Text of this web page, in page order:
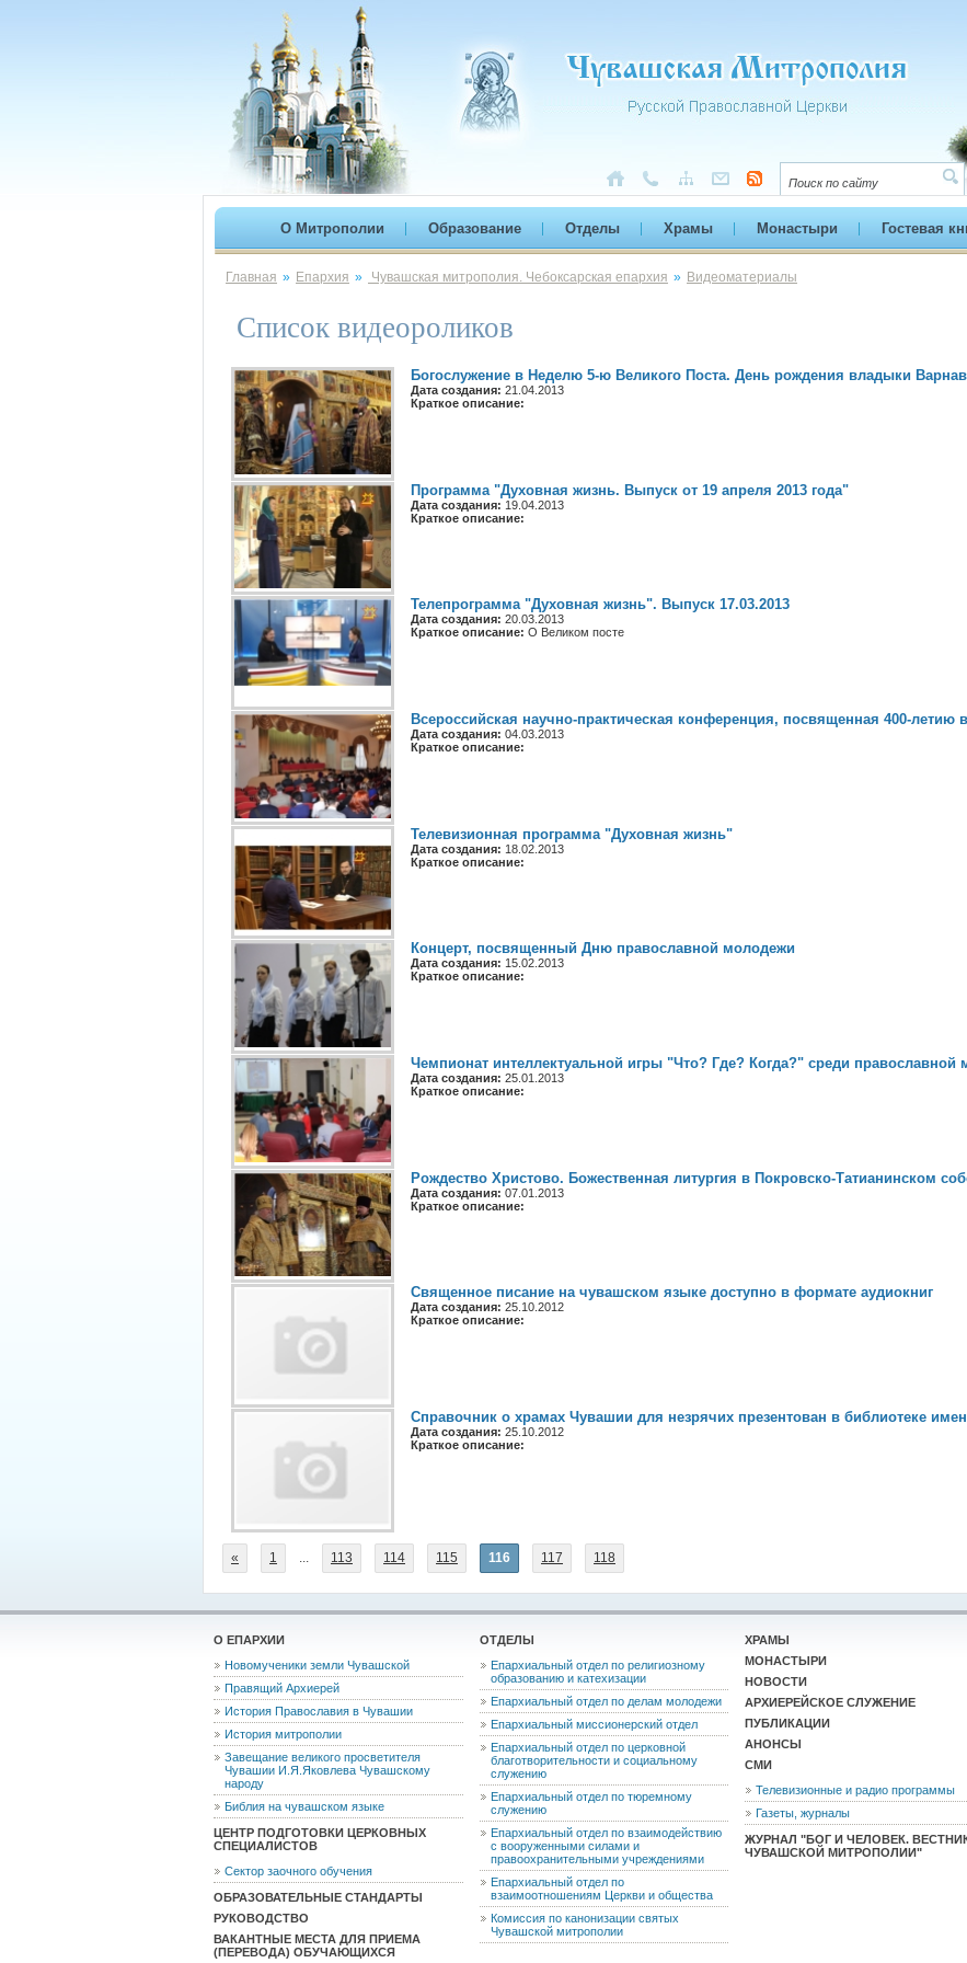
О Митрополии Образование Отделы Храмы Монастыри Гостевая
Главная » Епархия » Чувашская митрополия. Чебоксарская епархия » Видеоматериалы
Список видеороликов
Богослужение в Неделю 5-ю Великого Поста. День рождения владыки
Дата создания: 21.04.2013
Краткое описание:
Программа "Духовная жизнь. Выпуск от 19 апреля 2013 года"
Дата создания: 19.04.2013
Краткое описание:
Телепрограмма "Духовная жизнь". Выпуск 17.03.2013
Дата создания: 20.03.2013
Краткое описание: О Великом посте
Всероссийская научно-практическая конференция, посвященная 400-
Дата создания: 04.03.2013
Краткое описание:
Телевизионная программа "Духовная жизнь"
Дата создания: 18.02.2013
Краткое описание:
Концерт, посвященный Дню православной молодежи
Дата создания: 15.02.2013
Краткое описание:
Чемпионат интеллектуальной игры "Что? Где? Когда?" среди православной
Дата создания: 25.01.2013
Краткое описание:
Рождество Христово. Божественная литургия в Покровско-Татианинском
Дата создания: 07.01.2013
Краткое описание:
Священное писание на чувашском языке доступно в формате аудиокниг
Дата создания: 25.10.2012
Краткое описание:
Справочник о храмах Чувашии для незрячих презентован в библиотеке
Дата создания: 25.10.2012
Краткое описание:
« 1 ... 113 114 115 116 117 118
О ЕПАРХИИ
Новомученики земли Чувашской
Правящий Архиерей
История Православия в Чувашии
История митрополии
Завещание великого просветителя
Чувашии И.Я.Яковлева Чувашскому
народу
Библия на чувашском языке
ЦЕНТР ПОДГОТОВКИ ЦЕРКОВНЫХ
СПЕЦИАЛИСТОВ
Сектор заочного обучения
ОБРАЗОВАТЕЛЬНЫЕ СТАНДАРТЫ
РУКОВОДСТВО
ВАКАНТНЫЕ МЕСТА ДЛЯ ПРИЕМА
(ПЕРЕВОДА) ОБУЧАЮЩИХСЯ
ОТДЕЛЫ
Епархиальный отдел по религиозному
образованию и катехизации
Епархиальный отдел по делам молодежи
Епархиальный миссионерский отдел
Епархиальный отдел по церковной
благотворительности и социальному
служению
Епархиальный отдел по тюремному
служению
Епархиальный отдел по взаимодействию
с вооруженными силами и
правоохранительными учреждениями
Епархиальный отдел по
взаимоотношениям Церкви и общества
Комиссия по канонизации святых
Чувашской митрополии
ХРАМЫ
МОНАСТЫРИ
НОВОСТИ
АРХИЕРЕЙСКОЕ СЛУЖЕНИЕ
ПУБЛИКАЦИИ
АНОНСЫ
СМИ
Телевизионные и радио программы
Газеты, журналы
ЖУРНАЛ "БОГ И ЧЕЛОВЕК.
ЧУВАШСКОЙ МИТРОПОЛИИ"